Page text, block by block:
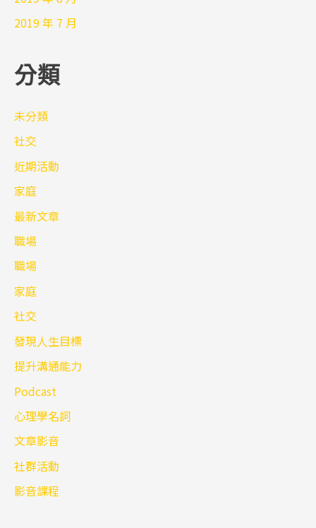
2019 年 7 月
分類
未分類
社交
近期活動
家庭
最新文章
職場
職場
家庭
社交
發現人生目標
提升溝通能力
Podcast
心理學名詞
文章影音
社群活動
影音課程